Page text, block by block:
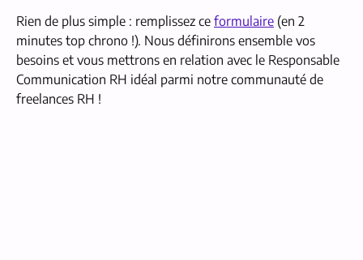
Rien de plus simple : remplissez ce formulaire (en 2
minutes top chrono !). Nous définirons ensemble vos
besoins et vous mettrons en relation avec le Responsable
Communication RH idéal parmi notre communauté de
freelances RH !